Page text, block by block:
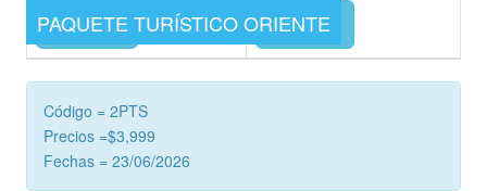
PAQUETE TURÍSTICO ORIENTE
Precios Cotizar
Código = 2PTS
Precios =$3,999
Fechas = 23/06/2026